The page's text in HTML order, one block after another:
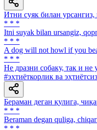
Итни суяк билан урсангиз,
* * *
Itni suyak bilan ursangiz,
* * *
A dog will not howl if you
* * *
He дразни собаку, так и не
#эҳтиёткорлик ва
Бераман деган қулига,
* * *
Beraman degan quliga,